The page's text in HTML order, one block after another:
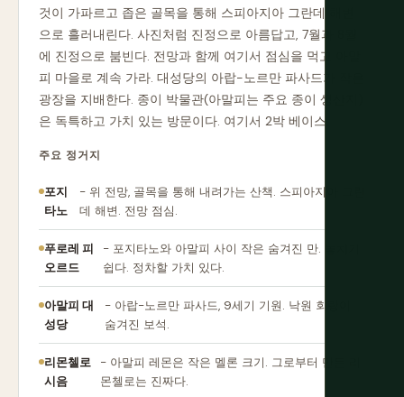
것이 가파르고 좁은 골목을 통해 스피아지아 그란데 해변
으로 흘러내린다. 사진처럼 진정으로 아름답고, 7월과 8월
에 진정으로 붐빈다. 전망과 함께 여기서 점심을 먹고 아말
피 마을로 계속 가라. 대성당의 아랍-노르만 파사드가 작은
광장을 지배한다. 종이 박물관(아말피는 주요 종이 생산지)
은 독특하고 가치 있는 방문이다. 여기서 2박 베이스.
주요 정거지
포지
타노
- 위 전망, 골목을 통해 내려가는 산책. 스피아지아 그란
데 해변. 전망 점심.
푸로레 피
오르드
- 포지타노와 아말피 사이 작은 숨겨진 만. 놓치기
쉽다. 정차할 가치 있다.
아말피 대
성당
- 아랍-노르만 파사드, 9세기 기원. 낙원 회랑이
숨겨진 보석.
리몬첼로
시음
- 아말피 레몬은 작은 멜론 크기. 그로부터 만든 리
몬첼로는 진짜다.